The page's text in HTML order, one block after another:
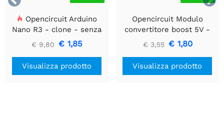
Opencircuit Arduino
Nano R3 - clone - senza
intestazioni
€ 9,80 € 1,85
Visualizza prodotto
Opencircuit Modulo
convertitore boost 5V -
35V XL6009
€ 3,55 € 1,80
Visualizza prodotto